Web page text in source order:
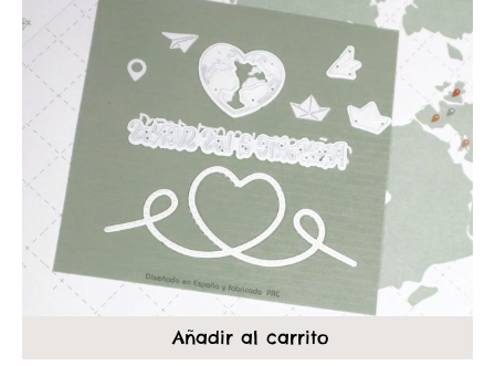
Añadir al carrito